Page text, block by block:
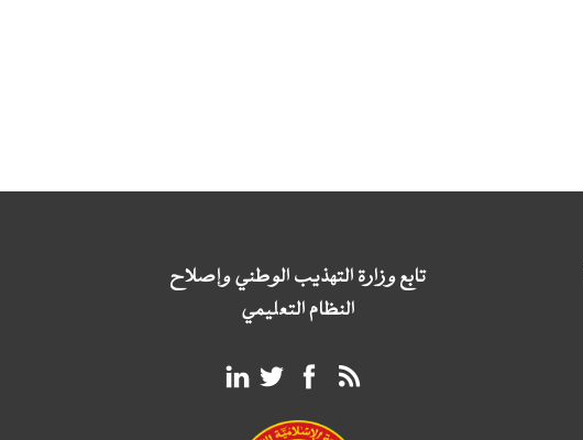
تابع وزارة التهذيب الوطني وإصلاح
النظام التعليمي